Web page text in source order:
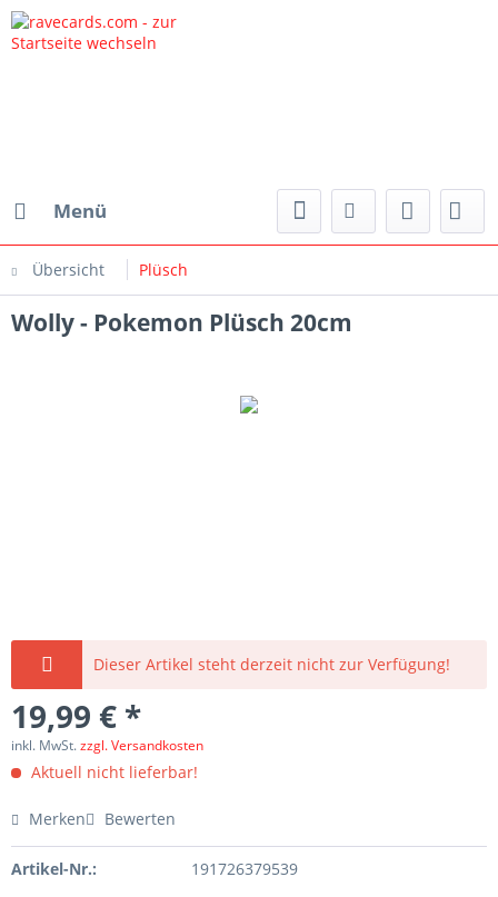
Menü
Übersicht Plüsch
Wolly - Pokemon Plüsch 20cm
Dieser Artikel steht derzeit nicht zur Verfügung!
19,99 € *
inkl. MwSt.zzgl. Versandkosten
Aktuell nicht lieferbar!
Merken Bewerten
Artikel-Nr.: 191726379539